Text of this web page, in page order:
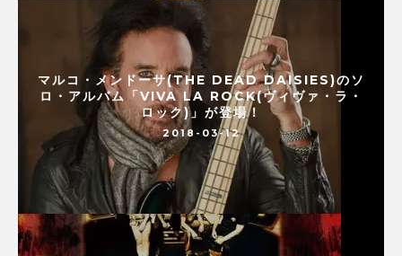
マルコ・メンドーサ(THE DEAD DAISIES)のソ
ロ・アルバム「VIVA LA ROCK(ヴィヴァ・ラ・
ロック)」が登場！
2018-03-12